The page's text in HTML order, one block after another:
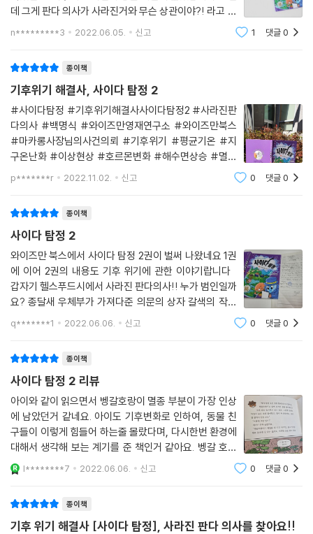
데 그게 판다 의사가 사라진거와 무슨 상관이야?! 라고 생
각한다면 냉큼 2권을 읽어봐야 합니다!!＞＜ 헬스푸드
n*********3 2022.06.05. 신고 1 댓글0
종이책
기후위기 해결사, 사이다 탐정 2
#사이다탐정 #기후위기해결사사이다탐정2 #사라진판
다의사 #백명식 #와이즈만영재연구소 #와이즈만북스
#마카롱사장님의사건의뢰 #기후위기 #평균기온 #지
구온난화 #이상현상 #호르몬변화 #해수면상승 #멸종
위기 #생태계위기 #과학 #학습동화 #협찬도서 #와이
즈만북스모니터단과학과 수학 분야 전문 출판사 와이즈
되는＜기후위기
p*******r 2022.11.02. 신고 0 댓글0
종이책
사이다 탐정 2
와이즈만 북스에서 사이다 탐정 2권이 벌써 나왔네요 1권
에 이어 2권의 내용도 기후 위기에 관한 이야기랍니다
갑자기 헬스푸드시에서 사라진 판다의사!! 누가 범인일까
요? 종달새 우체부가 가져다준 의문의 상자 갈색의 작고
길쭉한 것과 산부인과 앞에 우편물이 여기저기 흩어져 있
다는 이야기를 듣고 출동을 하게 되었답니다 산부인과
q*******1 2022.06.06. 신고 0 댓글0
종이책
사이다 탐정 2 리뷰
아이와 같이 읽으면서 벵갈호랑이 멸종 부분이 가장 인상
에 남았던거 같네요. 아이도 기후변화로 인하여, 동물 친
구들이 이렇게 힘들어 하는줄 몰랐다며, 다시한번 환경에
대해서 생각해 보는 계기를 준 책인거 같아요. 벵갈 호랑
이 이외에도, 다른 동물들이 기후변화로 인하여 겪고 있는
상황을 잘 설명해 주고 있어요. *** 출판사로부터 도서
l********7 2022.06.06. 신고 0 댓글0
종이책
기후 위기 해결사 [사이다 탐정], 사라진 판다 의사를 찾아요!!